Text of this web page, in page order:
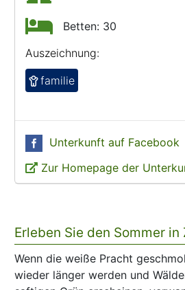
Betten: 30
Auszeichnung:
familie
Unterkunft auf Facebook
Zur Homepage der
Erleben Sie den Sommer in
Wenn die weiße Pracht
wieder länger werden und